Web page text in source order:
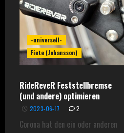
-universell-
Fiete (Johansson)
RideReveR Feststellbremse
(und andere) optimieren
2023-06-17 2
Corona hat den ein oder anderen